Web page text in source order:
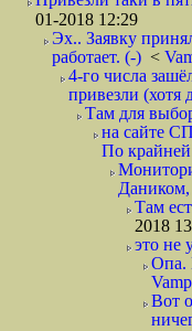
01-2018 12:29
Эх.. Заявку
работает. (-) <
4-го числа
привезли (хотя
Там для
на сайте
По крайней
Даником,
Там
2018
это не
Опа.
Вот